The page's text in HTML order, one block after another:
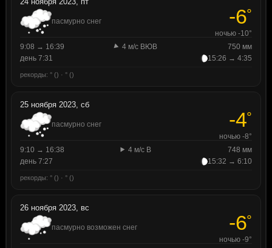
пасмурно снег -6°
ночью -10°
9:08 → 16:39
4 м/с ВЮВ
750 мм
день 7:31
15:26 → 4:35
рекорды: ° () · ° ()
25 ноября 2023, сб
пасмурно снег -4°
ночью -8°
9:10 → 16:38
4 м/с В
748 мм
день 7:27
15:32 → 6:10
рекорды: ° () · ° ()
26 ноября 2023, вс
пасмурно возможен снег -6°
ночью -9°